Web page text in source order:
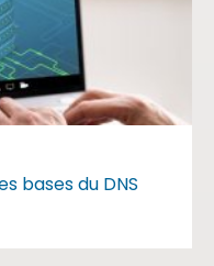
bases du DNS